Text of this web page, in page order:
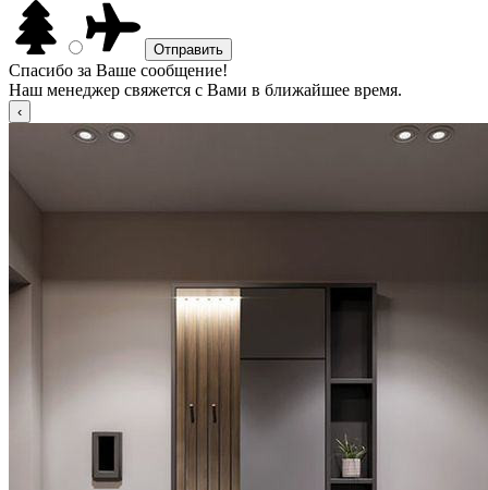
Спасибо за Ваше сообщение!
Наш менеджер свяжется с Вами в ближайшее время.